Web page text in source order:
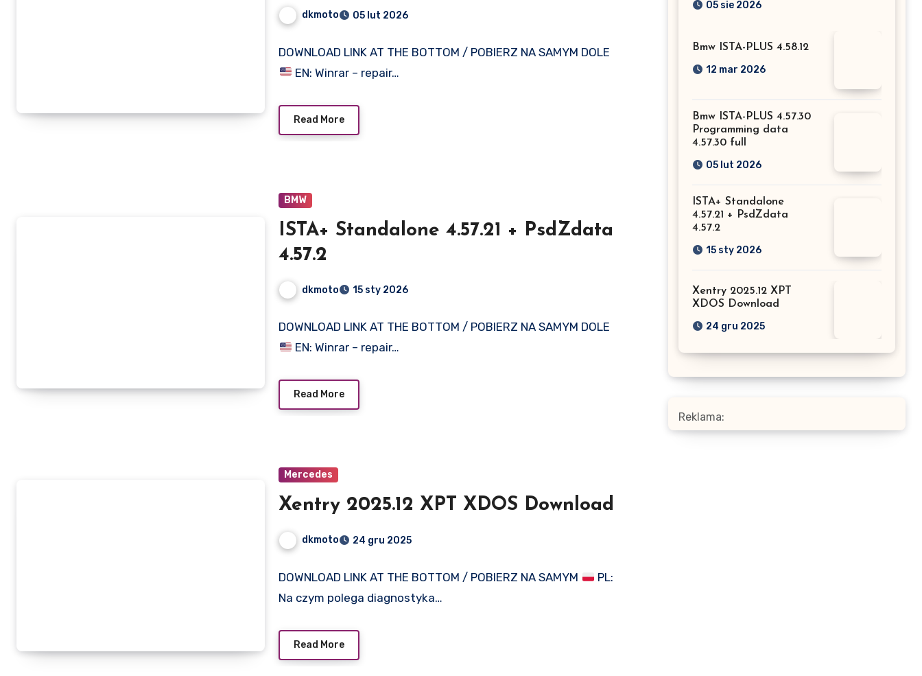
dkmoto 05 lut 2026
DOWNLOAD LINK AT THE BOTTOM / POBIERZ NA SAMYM DOLE
EN: Winrar – repair…
Read More
BMW
ISTA+ Standalone 4.57.21 + PsdZdata
4.57.2
dkmoto 15 sty 2026
DOWNLOAD LINK AT THE BOTTOM / POBIERZ NA SAMYM DOLE
EN: Winrar – repair…
Read More
Mercedes
Xentry 2025.12 XPT XDOS Download
dkmoto 24 gru 2025
DOWNLOAD LINK AT THE BOTTOM / POBIERZ NA SAMYM
PL:
Na czym polega diagnostyka…
Read More
05 sie 2026
Bmw ISTA-PLUS 4.58.12
12 mar 2026
Bmw ISTA-PLUS 4.57.30
Programming data
4.57.30 full
05 lut 2026
ISTA+ Standalone
4.57.21 + PsdZdata
4.57.2
15 sty 2026
Xentry 2025.12 XPT
XDOS Download
24 gru 2025
Reklama: